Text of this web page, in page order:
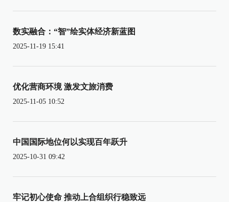
数实融合：“智”绘实体经济新蓝图
2025-11-19 15:41
优化营商环境 激发文旅消费
2025-11-05 10:52
中国国际地位何以实现百年跃升
2025-10-31 09:42
牢记初心使命 推动上合组织行稳致远